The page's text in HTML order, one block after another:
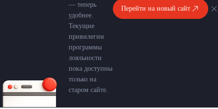
— теперь
удобнее.
Текущие
привилегии
программы
лояльности
пока доступны
только на
старом сайте.
Перейти на новый сайт